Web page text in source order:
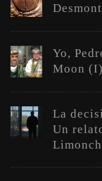
Yo,
Moon (I)
La
Un